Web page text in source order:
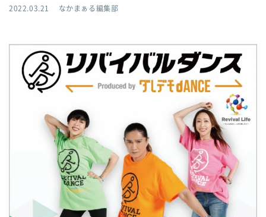
2022.03.21 なかまぁる編集部